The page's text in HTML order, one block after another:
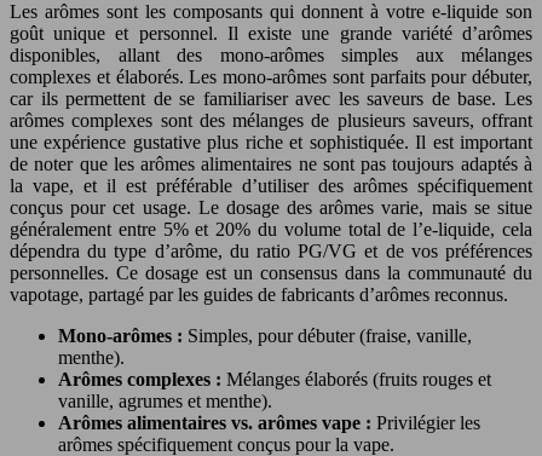
Les arômes sont les composants qui donnent à votre e-liquide son
goût unique et personnel. Il existe une grande variété d’arômes
disponibles, allant des mono-arômes simples aux mélanges
complexes et élaborés. Les mono-arômes sont parfaits pour débuter,
car ils permettent de se familiariser avec les saveurs de base. Les
arômes complexes sont des mélanges de plusieurs saveurs, offrant
une expérience gustative plus riche et sophistiquée. Il est important
de noter que les arômes alimentaires ne sont pas toujours adaptés à
la vape, et il est préférable d’utiliser des arômes spécifiquement
conçus pour cet usage. Le dosage des arômes varie, mais se situe
généralement entre 5% et 20% du volume total de l’e-liquide, cela
dépendra du type d’arôme, du ratio PG/VG et de vos préférences
personnelles. Ce dosage est un consensus dans la communauté du
vapotage, partagé par les guides de fabricants d’arômes reconnus.
Mono-arômes : Simples, pour débuter (fraise, vanille,
menthe).
Arômes complexes : Mélanges élaborés (fruits rouges et
vanille, agrumes et menthe).
Arômes alimentaires vs. arômes vape : Privilégier les
arômes spécifiquement conçus pour la vape.